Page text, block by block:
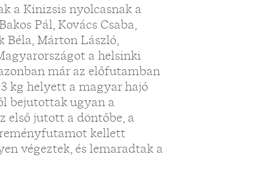
a Kinizsis nyolcasnak a
Pál, Kovács Csaba,
Béla, Márton László,
a helsinki
már az előfutamban
kg helyett a magyar hajó
bejutottak ugyan a
első jutott a döntőbe, a
kellett
végeztek, és lemaradtak a